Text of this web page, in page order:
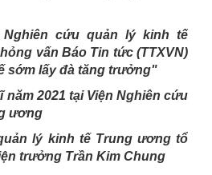
Nghiên cứu quản lý kinh tế
vấn Báo Tin tức (TTXVN)
sớm lấy đà tăng trưởng"
năm 2021 tại Viện Nghiên cứu
ương
lý kinh tế Trung ương tổ
trưởng Trần Kim Chung